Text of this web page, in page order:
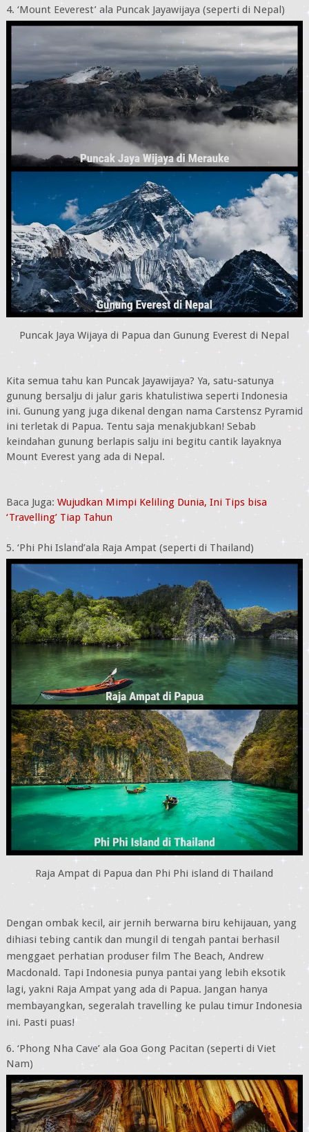
4. ‘Mount Eeverest’ ala Puncak Jayawijaya (seperti di Nepal)
Puncak Jaya Wijaya di Papua dan Gunung Everest di Nepal
Kita semua tahu kan Puncak Jayawijaya? Ya, satu-satunya
gunung bersalju di jalur garis khatulistiwa seperti Indonesia
ini. Gunung yang juga dikenal dengan nama Carstensz Pyramid
ini terletak di Papua. Tentu saja menakjubkan! Sebab
keindahan gunung berlapis salju ini begitu cantik layaknya
Mount Everest yang ada di Nepal.
Baca Juga: Wujudkan Mimpi Keliling Dunia, Ini Tips bisa
‘Travelling’ Tiap Tahun
5. ‘Phi Phi Island’ala Raja Ampat (seperti di Thailand)
Raja Ampat di Papua dan Phi Phi island di Thailand
Dengan ombak kecil, air jernih berwarna biru kehijauan, yang
dihiasi tebing cantik dan mungil di tengah pantai berhasil
menggaet perhatian produser film The Beach, Andrew
Macdonald. Tapi Indonesia punya pantai yang lebih eksotik
lagi, yakni Raja Ampat yang ada di Papua. Jangan hanya
membayangkan, segeralah travelling ke pulau timur Indonesia
ini. Pasti puas!
6. ‘Phong Nha Cave’ ala Goa Gong Pacitan (seperti di Viet
Nam)